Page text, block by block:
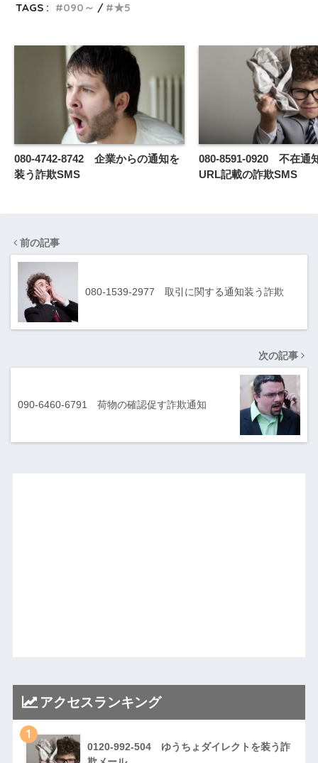
TAGS :
090～ ★5
080-4742-8742 企業からの通知を
装う詐欺SMS
080-8591-0920 不在通
URL記載の詐欺SMS
前の記事
080-1539-2977 取引に関する通知装う詐欺
次の記事
090-6460-6791 荷物の確認促す詐欺通知
アクセスランキング
1
0120-992-504 ゆうちょダイレクトを装う詐